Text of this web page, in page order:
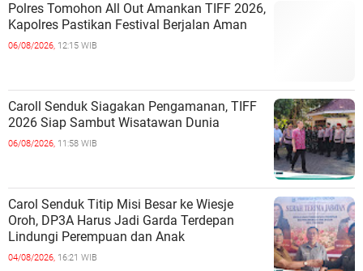
Polres Tomohon All Out Amankan TIFF 2026,
Kapolres Pastikan Festival Berjalan Aman
06/08/2026, 12:15 WIB
Caroll Senduk Siagakan Pengamanan, TIFF
2026 Siap Sambut Wisatawan Dunia
06/08/2026, 11:58 WIB
Carol Senduk Titip Misi Besar ke Wiesje
Oroh, DP3A Harus Jadi Garda Terdepan
Lindungi Perempuan dan Anak
04/08/2026, 16:21 WIB